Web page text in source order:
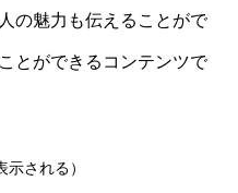
の魅力も伝えることがで
とができるコンテンツで
される）